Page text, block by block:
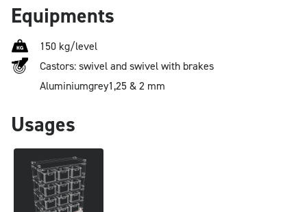
Equipments
150 kg/level
Castors: swivel and swivel with brakes
Aluminiumgrey1,25 & 2 mm
Usages